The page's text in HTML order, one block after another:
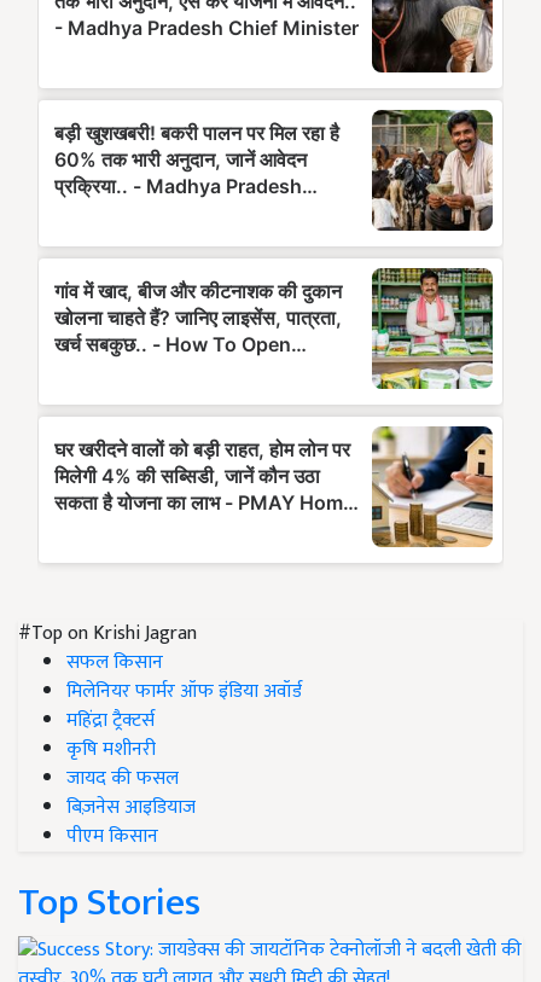
#Top on Krishi Jagran
सफल किसान
मिलेनियर फार्मर ऑफ इंडिया अवॉर्ड
महिंद्रा ट्रैक्टर्स
कृषि मशीनरी
जायद की फसल
बिज़नेस आइडियाज
पीएम किसान
Top Stories